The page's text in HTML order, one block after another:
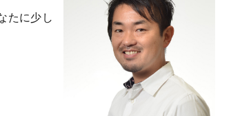
たに少し